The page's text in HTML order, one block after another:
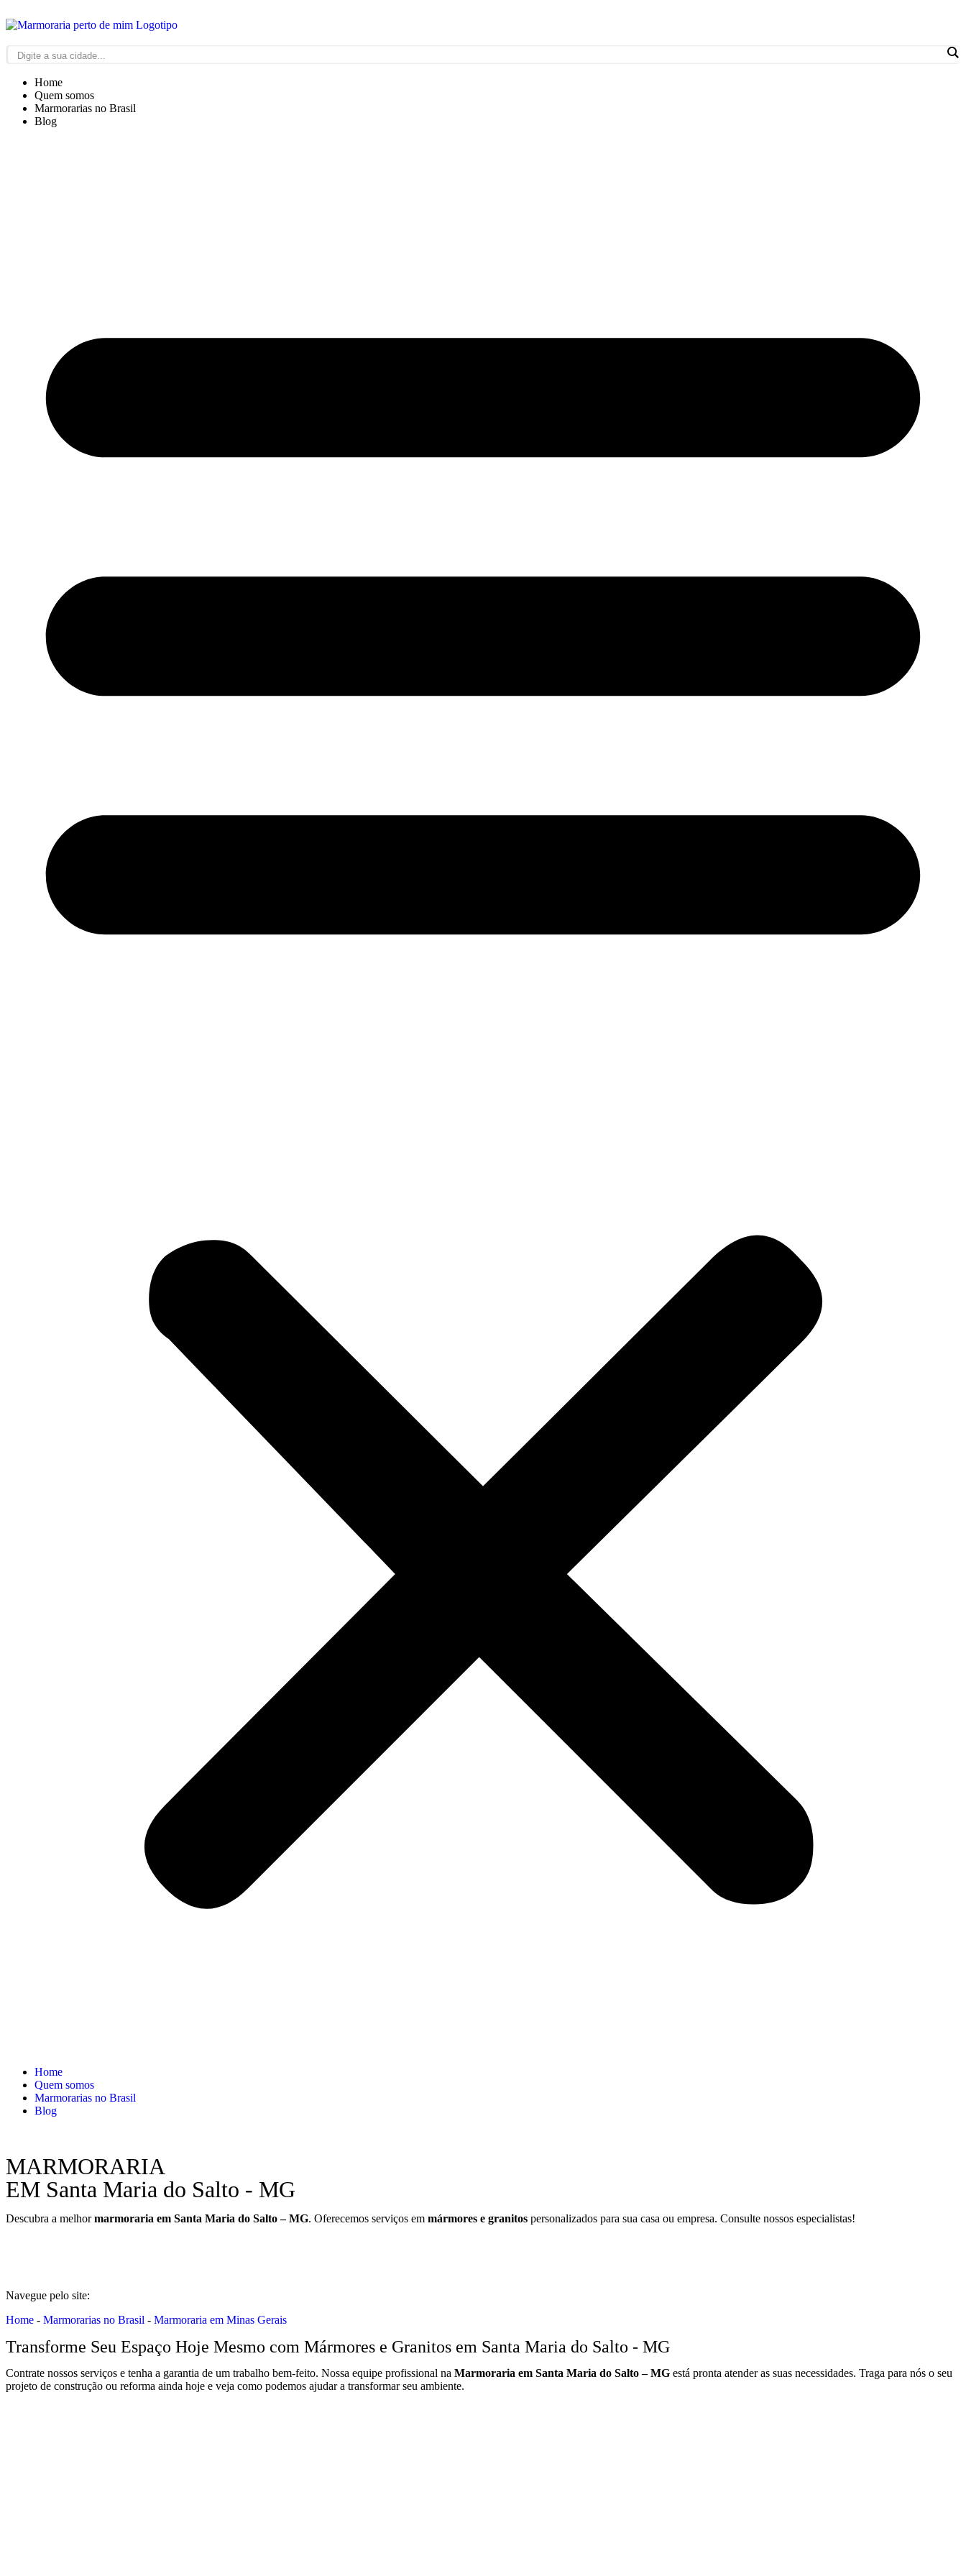
Home
Quem somos
Marmorarias no Brasil
Blog
Home
Quem somos
Marmorarias no Brasil
Blog
MARMORARIA
EM Santa Maria do Salto - MG
Descubra a melhormarmoraria em Santa Maria do Salto – MG. Oferecemos serviços em mármores e granitos personalizados para sua casa ou empresa. Consulte nossos especialistas!
Navegue pelo site:
Home - Marmorarias no Brasil - Marmoraria em Minas Gerais
Transforme Seu Espaço Hoje Mesmo com Mármores e Granitos em Santa Maria do Salto - MG
Contrate nossos serviços e tenha a garantia de um trabalho bem-feito. Nossa equipe profissional na Marmoraria em Santa Maria do Salto – MG está pronta atender as suas necessidades. Traga para nós o seu
projeto de construção ou reforma ainda hoje e veja como podemos ajudar a transformar seu ambiente.